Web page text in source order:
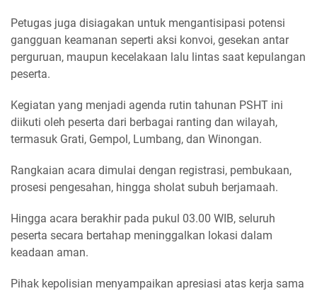
Petugas juga disiagakan untuk mengantisipasi potensi
gangguan keamanan seperti aksi konvoi, gesekan antar
perguruan, maupun kecelakaan lalu lintas saat kepulangan
peserta.
Kegiatan yang menjadi agenda rutin tahunan PSHT ini
diikuti oleh peserta dari berbagai ranting dan wilayah,
termasuk Grati, Gempol, Lumbang, dan Winongan.
Rangkaian acara dimulai dengan registrasi, pembukaan,
prosesi pengesahan, hingga sholat subuh berjamaah.
Hingga acara berakhir pada pukul 03.00 WIB, seluruh
peserta secara bertahap meninggalkan lokasi dalam
keadaan aman.
Pihak kepolisian menyampaikan apresiasi atas kerja sama